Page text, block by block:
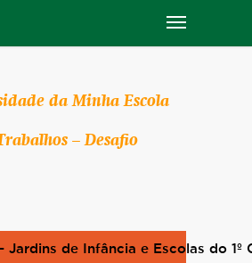
da Minha Escola
– Desafio
Jardins de Infância e Escolas do 1º